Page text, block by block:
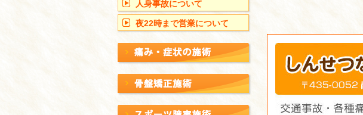
人身事故について
夜22時まで営業について